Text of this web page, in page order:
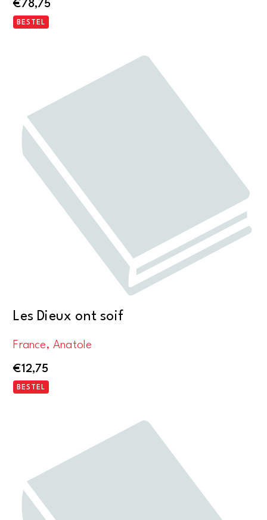
€78,75
BESTEL
Les Dieux ont soif
France, Anatole
€12,75
BESTEL